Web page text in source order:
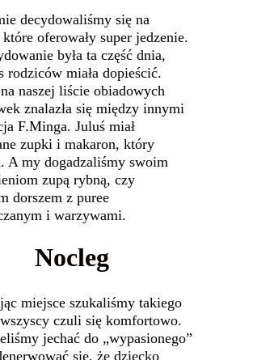
decydowaliśmy się na
oferowały super jedzenie.
była ta część dnia,
rodziców miała dopieścić.
naszej liście obiadowych
znalazła się między innymi
F.Minga. Juluś miał
zupki i makaron, który
A my dogadzaliśmy swoim
zupą rybną, czy
dorszem z puree
i warzywami.
Nocleg
miejsce szukaliśmy takiego
czuli się komfortowo.
jechać do „wypasionego”
się, że dziecko